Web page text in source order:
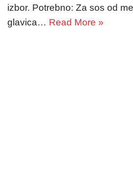
izbor. Potrebno: Za sos od
glavica… Read More »